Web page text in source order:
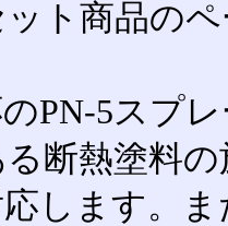
ト商品の
PN-5スプ
断熱塗料
します。ま